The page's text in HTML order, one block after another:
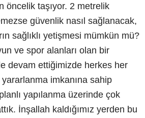
öncelik taşıyor. 2 metrelik
güvenlik nasıl sağlanacak,
sağlıklı yetişmesi mümkün mü?
ve spor alanları olan bir
devam ettiğimizde herkes her
imkanına sahip
yapılanma üzerinde çok
İnşallah kaldığımız yerden bu